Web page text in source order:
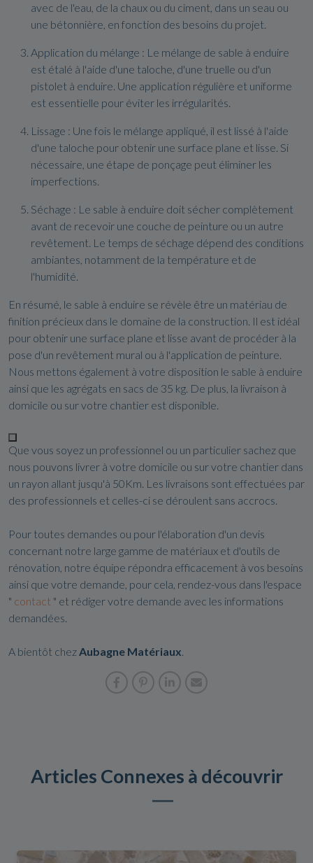
avec de l'eau, de la chaux ou du ciment, dans un seau ou
une bétonnière, en fonction des besoins du projet.
Application du mélange : Le mélange de sable à enduire
est étalé à l'aide d'une taloche, d'une truelle ou d'un
pistolet à enduire. Une application régulière et uniforme
est essentielle pour éviter les irrégularités.
Lissage : Une fois le mélange appliqué, il est lissé à l'aide
d'une taloche pour obtenir une surface plane et lisse. Si
nécessaire, une étape de ponçage peut éliminer les
imperfections.
Séchage : Le sable à enduire doit sécher complètement
avant de recevoir une couche de peinture ou un autre
revêtement. Le temps de séchage dépend des conditions
ambiantes, notamment de la température et de
l'humidité.
En résumé, le sable à enduire se révèle être un matériau de
finition précieux dans le domaine de la construction. Il est idéal
pour obtenir une surface plane et lisse avant de procéder à la
pose d'un revêtement mural ou à l'application de peinture.
Nous mettons également à votre disposition le sable à enduire
ainsi que les agrégats en sacs de 35 kg. De plus, la livraison à
domicile ou sur votre chantier est disponible.
Que vous soyez un professionnel ou un particulier sachez que
nous pouvons livrer à votre domicile ou sur votre chantier dans
un rayon allant jusqu'à 50Km. Les livraisons sont effectuées par
des professionnels et celles-ci se déroulent sans accrocs.
Pour toutes demandes ou pour l'élaboration d'un devis
concernant notre large gamme de matériaux et d'outils de
rénovation, notre équipe répondra efficacement à vos besoins
ainsi que votre demande, pour cela, rendez-vous dans l'espace
" contact " et rédiger votre demande avec les informations
demandées.
A bientôt chezAubagne Matériaux.
Articles Connexes à découvrir